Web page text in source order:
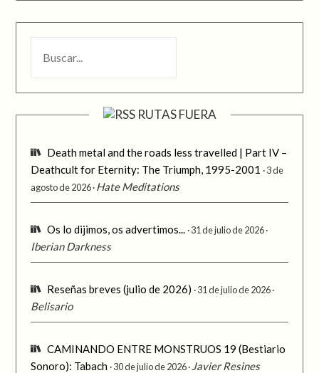
RUTAS FUERA
Death metal and the roads less travelled | Part IV –
Deathcult for Eternity: The Triumph, 1995-2001
3 de
agosto de 2026 Hate Meditations
Os lo dijimos, os advertimos... 31 de julio de 2026
Iberian Darkness
Reseñas breves (julio de 2026) 31 de julio de 2026
Belisario
CAMINANDO ENTRE MONSTRUOS 19 (Bestiario
Sonoro): Tabach 30 de julio de 2026 Javier Resines